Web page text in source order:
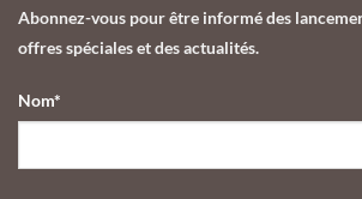
cuisinier
décliné
l’amour
du
collection
Abonnez-vous pour être informé des
offres spéciales et des actualités.
Nom*